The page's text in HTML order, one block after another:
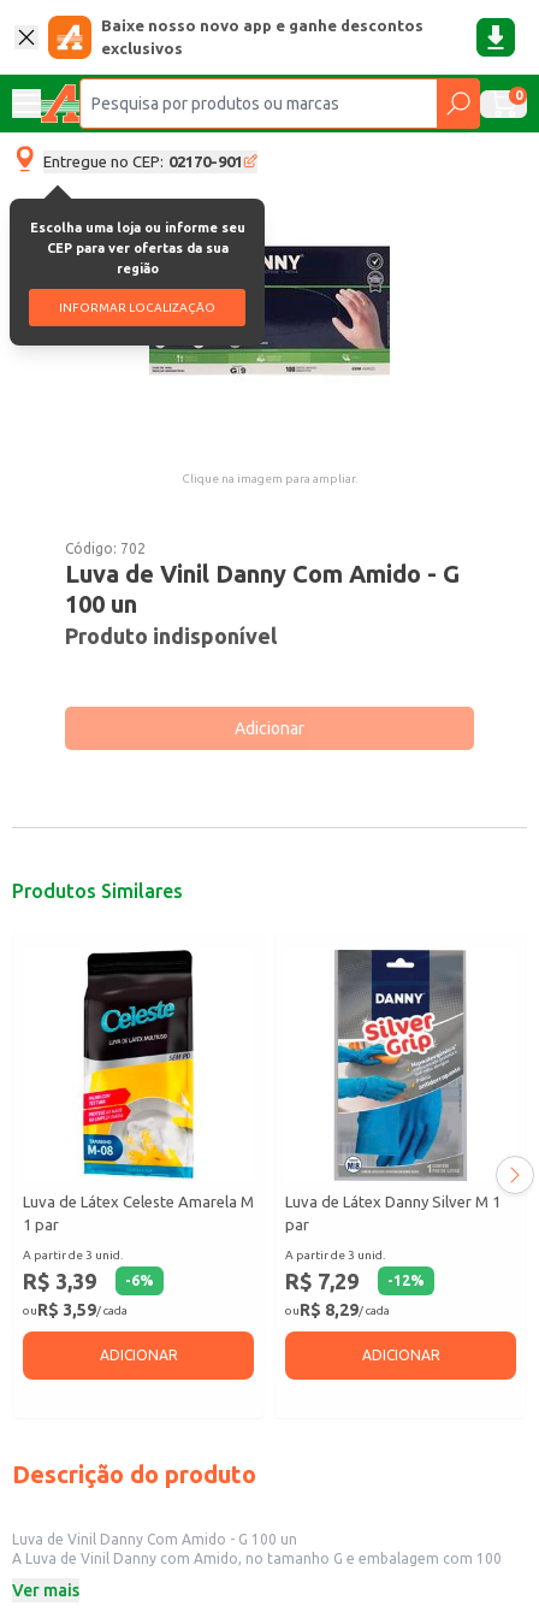
Baixe nosso novo app e ganhe descontos
exclusivos
0
Entregue no CEP: 02170-901
Escolha uma loja ou informe seu
CEP para ver ofertas da sua
região
INFORMAR LOCALIZAÇÃO
Clique na imagem para ampliar.
Código: 702
Luva de Vinil Danny Com Amido - G
100 un
Produto indisponível
Adicionar
Produtos Similares
Luva de Látex Celeste Amarela M
1 par
A partir de 3 unid.
R$ 3,39 -6%
ouR$ 3,59/ cada
ADICIONAR
Luva de Látex Danny Silver M 1
par
A partir de 3 unid.
R$ 7,29 -12%
ouR$ 8,29/ cada
ADICIONAR
Descrição do produto
Luva de Vinil Danny Com Amido - G 100 un
A Luva de Vinil Danny com Amido, no tamanho G e embalagem com 100
diversas atividades. Ideal para uso em ambientes domésticos,
Ver mais